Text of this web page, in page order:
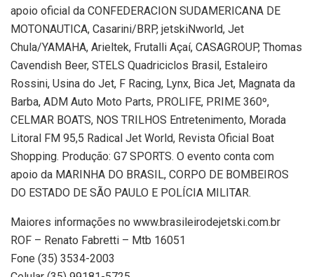
apoio oficial da CONFEDERACION SUDAMERICANA DE
MOTONAUTICA, Casarini/BRP, jetskiNworld, Jet
Chula/YAMAHA, Arieltek, Frutalli Açaí, CASAGROUP, Thomas
Cavendish Beer, STELS Quadriciclos Brasil, Estaleiro
Rossini, Usina do Jet, F Racing, Lynx, Bica Jet, Magnata da
Barba, ADM Auto Moto Parts, PROLIFE, PRIME 360º,
CELMAR BOATS, NOS TRILHOS Entretenimento, Morada
Litoral FM 95,5 Radical Jet World, Revista Oficial Boat
Shopping. Produção: G7 SPORTS. O evento conta com
apoio da MARINHA DO BRASIL, CORPO DE BOMBEIROS
DO ESTADO DE SÃO PAULO E POLÍCIA MILITAR.
Maiores informações no www.brasileirodejetski.com.br
ROF – Renato Fabretti – Mtb 16051
Fone (35) 3534-2003